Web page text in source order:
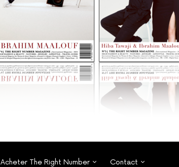
Acheter The Right Number Contact